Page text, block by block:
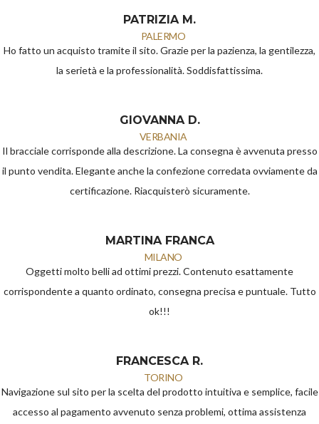
PATRIZIA M.
PALERMO
Ho fatto un acquisto tramite il sito. Grazie per la pazienza, la gentilezza,
la serietà e la professionalità. Soddisfattissima.
GIOVANNA D.
VERBANIA
Il bracciale corrisponde alla descrizione. La consegna è avvenuta presso
il punto vendita. Elegante anche la confezione corredata ovviamente da
certificazione. Riacquisterò sicuramente.
MARTINA FRANCA
MILANO
Oggetti molto belli ad ottimi prezzi. Contenuto esattamente
corrispondente a quanto ordinato, consegna precisa e puntuale. Tutto
ok!!!
FRANCESCA R.
TORINO
Navigazione sul sito per la scelta del prodotto intuitiva e semplice, facile
accesso al pagamento avvenuto senza problemi, ottima assistenza